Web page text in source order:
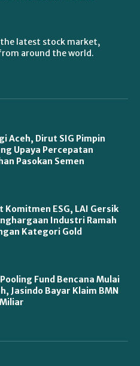
the latest stock market,
around the world.
Aceh, Dirut SIG Pimpin
Upaya Percepatan
Pasokan Semen
Komitmen ESG, LAI Gersik
Industri Ramah
Kategori Gold
Fund Bencana Mulai
Jasindo Bayar Klaim BMN